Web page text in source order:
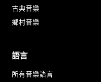
古典音樂
鄉村音樂
語言
所有音樂語言